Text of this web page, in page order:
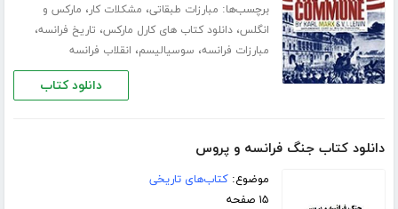
برچسب‌ها: مبارزات طبقاتی، مشکلات کار، مارکس و
انگلس،دانلود کتاب های کارل مارکس، تاریخ فرانسه،
مبارزات فرانسه، سوسیالیسم، انقلاب فرانسه
دانلود کتاب
دانلود کتاب جنگ فرانسه و پروس
موضوع:کتاب‌های تاریخی
۱۵ صفحه